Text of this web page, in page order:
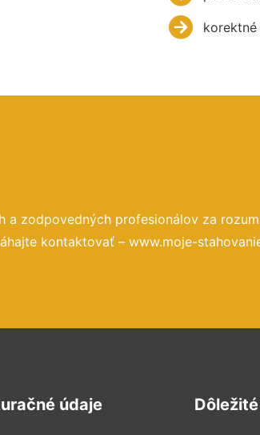
a zodpovedných profesionálov za
kontaktovať – www.moje-
údaje